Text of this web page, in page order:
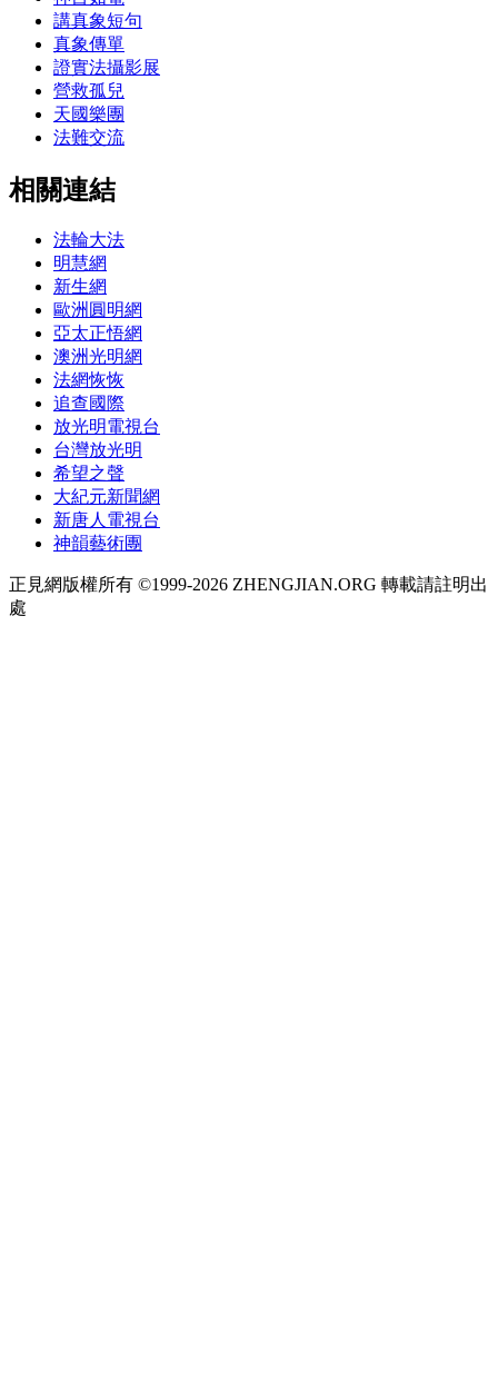
講真象短句
真象傳單
證實法攝影展
營救孤兒
天國樂團
法難交流
相關連結
法輪大法
明慧網
新生網
歐洲圓明網
亞太正悟網
澳洲光明網
法網恢恢
追查國際
放光明電視台
台灣放光明
希望之聲
大紀元新聞網
新唐人電視台
神韻藝術團
正見網版權所有 ©1999-2026 ZHENGJIAN.ORG 轉載請註明出
處